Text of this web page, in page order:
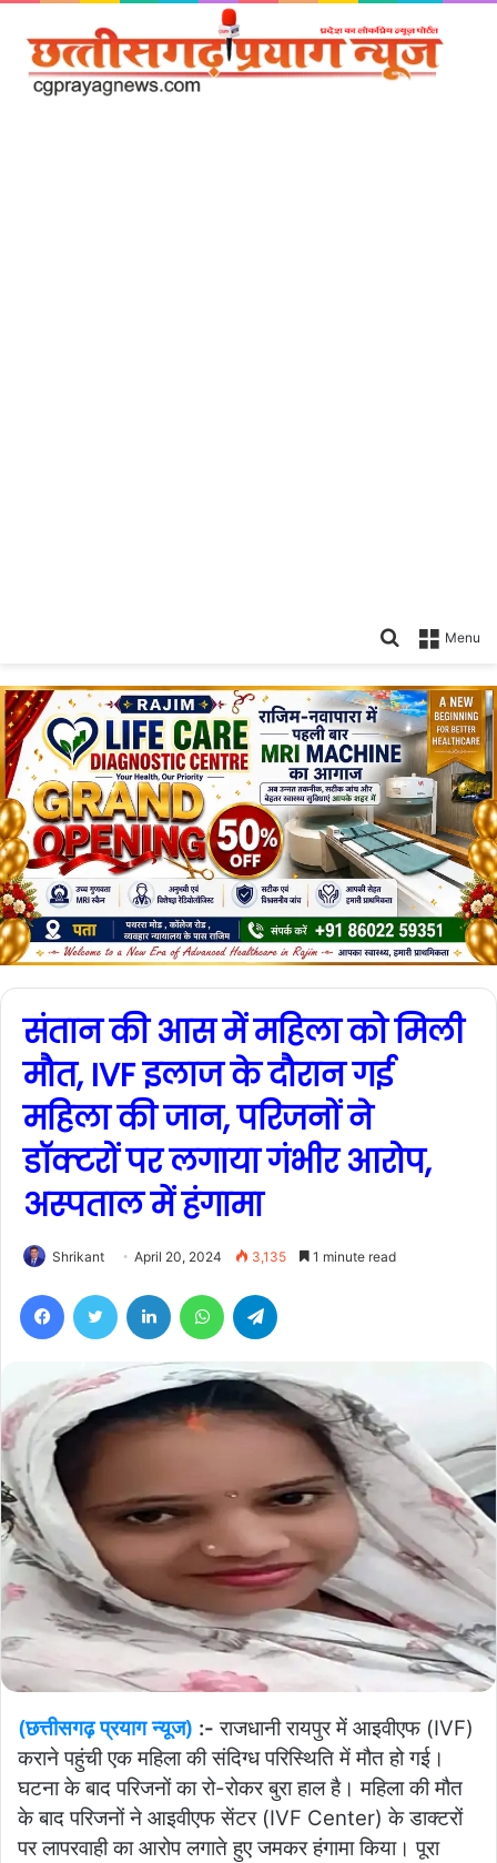
Menu
Search
संतान की आस में महिला को मिली
मौत, IVF इलाज के दौरान गई
महिला की जान, परिजनों ने
डॉक्टरों पर लगाया गंभीर आरोप,
अस्पताल में हंगामा
Shrikant April 20, 2024 3,135 1 minute read
(छत्तीसगढ़ प्रयाग न्यूज) :- राजधानी रायपुर में आइवीएफ (IVF)
कराने पहुंची एक महिला की संदिग्ध परिस्थिति में मौत हो गई।
घटना के बाद परिजनों का रो-रोकर बुरा हाल है। महिला की मौत
के बाद परिजनों ने आइवीएफ सेंटर (IVF Center) के डाक्टरों
पर लापरवाही का आरोप लगाते हुए जमकर हंगामा किया। पूरा